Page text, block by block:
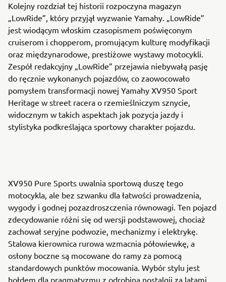
Kolejny rozdział tej historii rozpoczyna magazyn
„LowRide”, który przyjął wyzwanie Yamahy. „LowRide”
jest wiodącym włoskim czasopismem poświęconym
cruiserom i chopperom, promującym kulturę modyfikacji
oraz międzynarodowe, prestiżowe wystawy motocykli.
Zespół redakcyjny „LowRide” przejawia niebywałą pasję
do ręcznie wykonanych pojazdów, co zaowocowało
pomysłem transformacji nowej Yamahy XV950 Sport
Heritage w street racera o rzemieślniczym sznycie,
widocznym w takich aspektach jak pozycja jazdy i
stylistyka podkreślająca sportowy charakter pojazdu.
XV950 Pure Sports uwalnia sportową duszę tego
motocykla, ale bez szwanku dla łatwości prowadzenia,
wygody i godnej pozazdroszczenia równowagi. Ten pojazd
zdecydowanie różni się od wersji podstawowej, chociaż
zachował seryjne podwozie, mechanizmy i elektrykę.
Stalowa kierownica rurowa wzmacnia półowiewkę, a
osłony boczne są mocowane do ramy za pomocą
standardowych punktów mocowania. Wybór stylu jest
hołdem dla pragmatyzmu z odrobiną nostalgii za latami